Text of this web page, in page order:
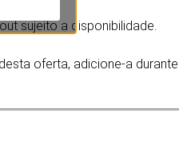
sujeito a disponibilidade.
oferta, adicione-a